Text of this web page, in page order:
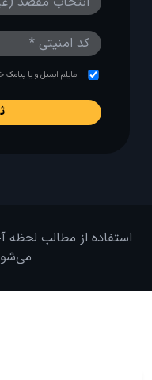
مایلم ایمیل و یا پیامک
استفاده از مطالب
می‌شود. 1403-